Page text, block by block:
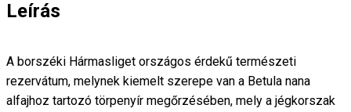
Leírás
A borszéki Hármasliget országos érdekű természeti
rezervátum, melynek kiemelt szerepe van a Betula nana
alfajhoz tartozó törpenyír megőrzésében, mely a jégkorszak